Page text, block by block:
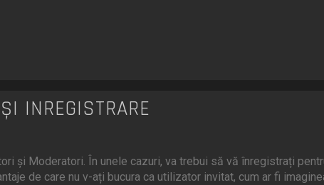
ÎNREGISTRARE
și Moderatori. În unele cazuri, va trebui să vă înregistrați
de care nu v-ați bucura ca utilizator invitat, cum ar fi